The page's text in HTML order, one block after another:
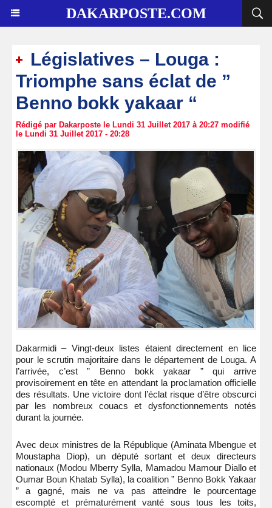
DAKARPOSTE.COM
Législatives – Louga :
Triomphe sans éclat de ”
Benno bokk yakaar “
Rédigé par Dakarposte le Lundi 31 Juillet 2017 à 20:27 modifié
le Lundi 31 Juillet 2017 - 20:28
Dakarmidi – Vingt-deux listes étaient directement en lice
pour le scrutin majoritaire dans le département de Louga. A
l’arrivée, c’est ” Benno bokk yakaar ” qui arrive
provisoirement en tête en attendant la proclamation officielle
des résultats. Une victoire dont l’éclat risque d’être obscurci
par les nombreux couacs et dysfonctionnements notés
durant la journée.
Avec deux ministres de la République (Aminata Mbengue et
Moustapha Diop), un député sortant et deux directeurs
nationaux (Modou Mberry Sylla, Mamadou Mamour Diallo et
Oumar Boun Khatab Sylla), la coalition ” Benno Bokk Yakaar
” a gagné, mais ne va pas atteindre le pourcentage
escompté et prématurément vanté sous tous les toits,